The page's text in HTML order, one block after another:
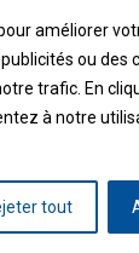
améliorer
ou des
trafic. En
à notre
tout
2026 | All rights